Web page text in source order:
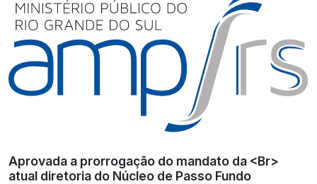
Aprovada a prorrogação do mandato da <Br>
atual diretoria do Núcleo de Passo Fundo